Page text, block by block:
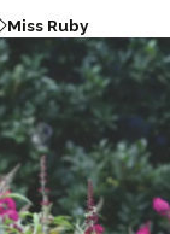
Miss Ruby